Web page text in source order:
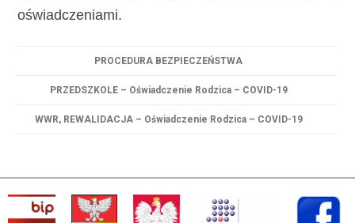
oświadczeniami.
PROCEDURA BEZPIECZEŃSTWA
PRZEDSZKOLE – Oświadczenie Rodzica – COVID-19
WWR, REWALIDACJA – Oświadczenie Rodzica – COVID-19